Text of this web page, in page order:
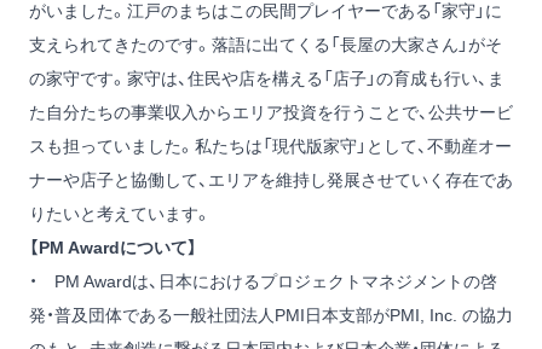
がいました。江戸のまちはこの民間プレイヤーである「家守」に
支えられてきたのです。落語に出てくる「長屋の大家さん」がそ
の家守です。家守は、住民や店を構える「店子」の育成も行い、ま
た自分たちの事業収入からエリア投資を行うことで、公共サービ
スも担っていました。私たちは「現代版家守」として、不動産オー
ナーや店子と協働して、エリアを維持し発展させていく存在であ
りたいと考えています。
【PM Awardについて】
・ PM Awardは、日本におけるプロジェクトマネジメントの啓
発・普及団体である一般社団法人PMI日本支部がPMI, Inc. の協力